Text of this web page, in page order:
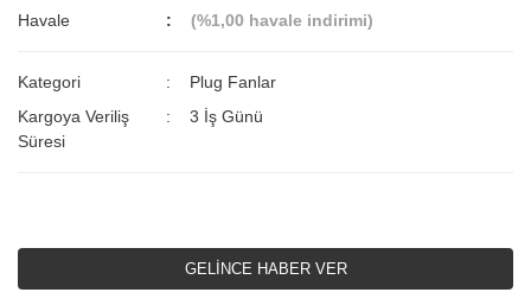
Havale (%1,00 havale indirimi)
Kategori
Plug Fanlar
Kargoya Veriliş
Süresi
3 İş Günü
GELİNCE HABER VER